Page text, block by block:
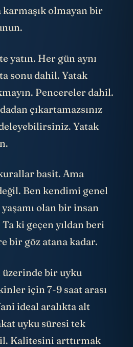
karmaşık olmayan bir
yatın. Her gün aynı
sonu dahil. Yatak
Pencereler dahil.
çıkartamazsınız
Yatak
basit. Ama
Ben kendimi genel
olan bir insan
ki geçen yıldan beri
bir göz atana kadar.
bir uyku
için 7-9 saat arası
ideal aralıkta alt
uyku süresi tek
Kalitesini arttırmak